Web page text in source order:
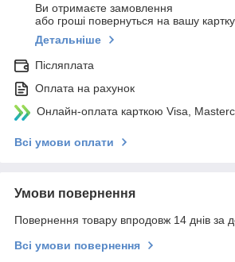
Ви отримаєте замовлення
або гроші повернуться на вашу картку
Детальніше
Післяплата
Оплата на рахунок
Онлайн-оплата карткою Visa,
Всі умови оплати
Умови повернення
Повернення товару впродовж 14 днів за
Всі умови повернення